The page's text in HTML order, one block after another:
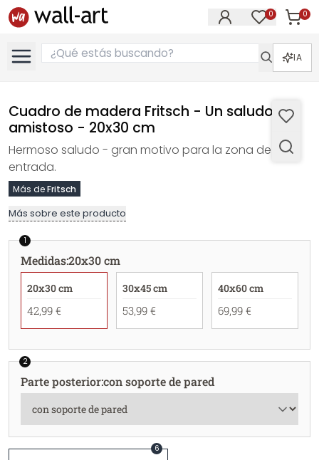
0 0
IA
Cuadro de madera Fritsch - Un saludo
amistoso - 20x30 cm
Hermoso saludo - gran motivo para la zona de
entrada.
Más deFritsch
Más sobre este producto
1
Medidas:20x30 cm
20x30 cm
42,99 €
30x45 cm
53,99 €
40x60 cm
69,99 €
2
Parte posterior:con soporte de pared
6